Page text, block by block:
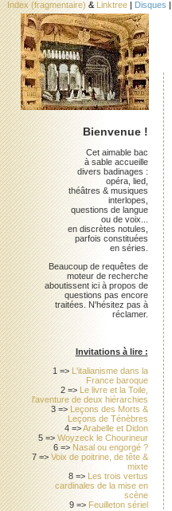
Index (fragmentaire) & Linktree | Disques |
Bienvenue !
Cet aimable bac
à sable accueille
divers badinages :
opéra, lied,
théâtres & musiques
interlopes,
questions de langue
ou de voix...
en discrètes notules,
parfois constituées
en séries.
Beaucoup de requêtes de
moteur de recherche
aboutissent ici à propos de
questions pas encore
traitées. N'hésitez pas à
réclamer.
Invitations à lire :
1 => L'italianisme dans la
France baroque
2 => Le livre et la Toile,
l'aventure de deux hiérarchies
3 => Leçons des Morts &
Leçons de Ténèbres
4 =>Arabelle et Didon
5 =>Woyzeck le Chourineur
6 => Nasal ou engorgé ?
7 =>Voix de poitrine, de tête &
mixte
8 => Les trois vertus
cardinales de la mise en
scène
9 => Feuilleton sériel